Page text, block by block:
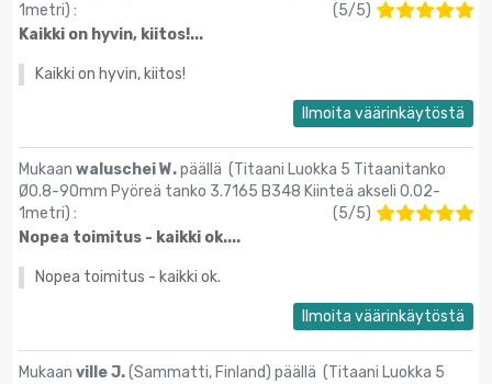
1metri) : (5/5)
Kaikki on hyvin, kiitos!...
Kaikki on hyvin, kiitos!
Ilmoita väärinkäytöstä
Mukaan waluschei W.päällä (Titaani Luokka 5 Titaanitanko
Ø0.8-90mm Pyöreä tanko 3.7165 B348 Kiinteä akseli 0.02-
1metri) : (5/5)
Nopea toimitus - kaikki ok....
Nopea toimitus - kaikki ok.
Ilmoita väärinkäytöstä
Mukaan ville J.(Sammatti, Finland) päällä (Titaani Luokka 5